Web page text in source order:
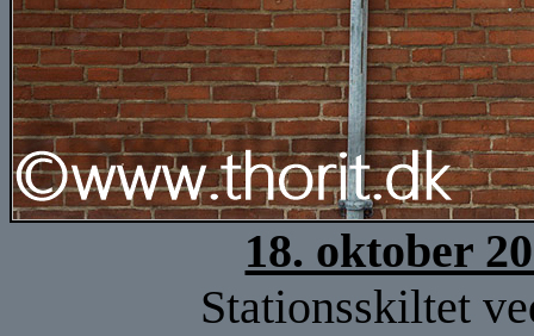
18. oktober
Stationsskiltet